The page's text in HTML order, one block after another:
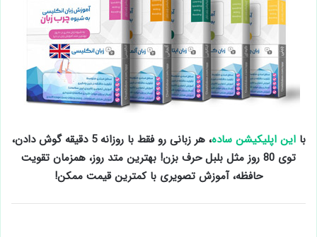
بااین اپلیکیشن ساده
، هر زبانی رو فقط با روزانه 5 دقیقه گوش دادن،
توی 80 روز مثل بلبل حرف بزن! بهترین متد روز، همزمان تقویت
حافظه، آموزش تصویری با کمترین قیمت ممکن!